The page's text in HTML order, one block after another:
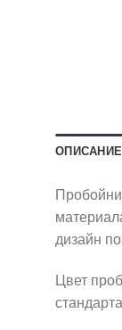
ОПИСАНИЕ
дизайн
Цвет